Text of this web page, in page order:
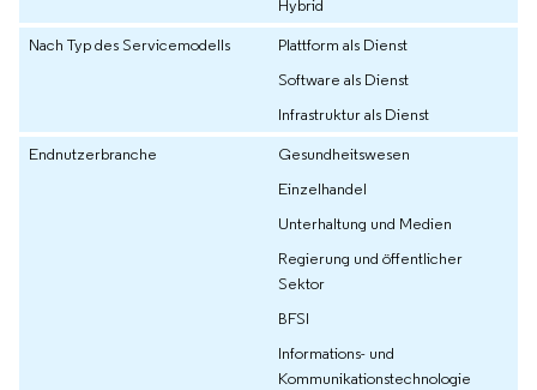
Hybrid
Nach Typ des Servicemodells
Plattform als Dienst
Software als Dienst
Infrastruktur als Dienst
Endnutzerbranche
Gesundheitswesen
Einzelhandel
Unterhaltung und Medien
Regierung und öffentlicher
Sektor
BFSI
Informations- und
Kommunikationstechnologie